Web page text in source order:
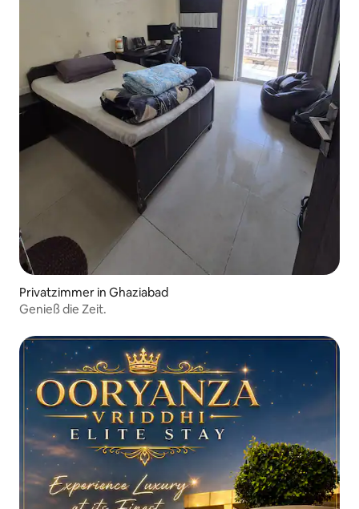
Privatzimmer in Ghaziabad
Genieß die Zeit.